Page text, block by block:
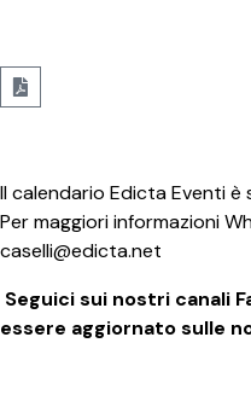
Il calendario Edicta Eventi
Per maggiori informazioni
caselli@edicta.net
Seguici sui nostri canali
essere aggiornato sulle